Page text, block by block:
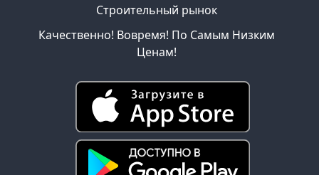
Строительный рынок
Качественно! Вовремя! По Самым Низким
Ценам!